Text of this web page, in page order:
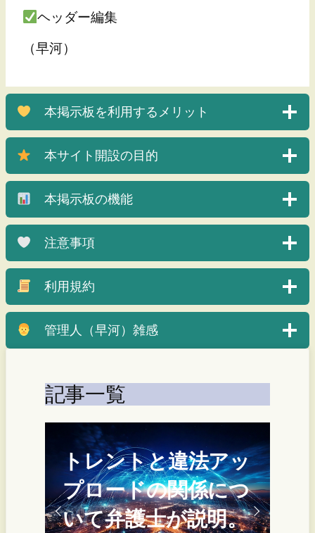
ヘッダー編集
（早河）
本掲示板を利用するメリット
本サイト開設の目的
本掲示板の機能
注意事項
利用規約
管理人（早河）雑感
記事一覧
トレントで発信者情
報開示請求が届いた
らまずやるべきこと